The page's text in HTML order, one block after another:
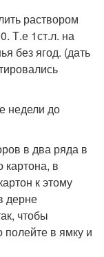
раствором
Т.е 1ст.л. на
без ягод. (дать
недели до
в два ряда в
в
к этому
дерне
чтобы
в ямку и